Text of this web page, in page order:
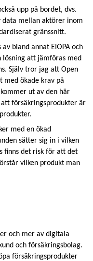
upp på bordet, dvs.
data mellan aktörer inom
gränssnitt.
bland annat EIOPA och
att jämföras med
Själv tror jag att Open
med ökade krav på
ut av den här
att försäkringsprodukter är
med en ökad
sätter sig in i vilken
finns det risk för att det
vilken produkt man
och mer av digitala
och försäkringsbolag.
försäkringsprodukter